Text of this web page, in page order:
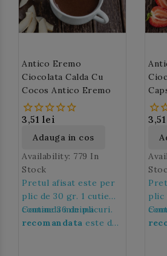
Antico Eremo
Ciocolata Calda Cu
Cocos Antico Eremo
3,51 lei
Adauga in cos
Availability: 779 In
Stock
Pretul afisat este per
plic de 30 gr. 1 cutie
contine 36 de plicuri.
Comanda minima
recomandata este de
plic